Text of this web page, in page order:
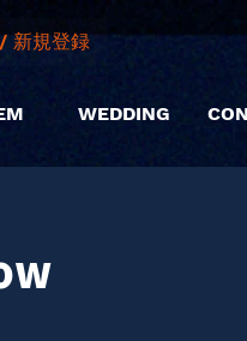
新規登録
WEDDING